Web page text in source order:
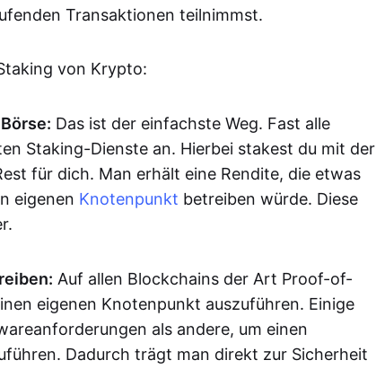
Transaktionen teilnimmst.
von Krypto:
Das ist der einfachste Weg. Fast alle
Staking-Dienste an. Hierbei stakest du mit der
für dich. Man erhält eine Rendite, die etwas
eigenen Knotenpunkt betreiben würde. Diese
Auf allen Blockchains der Art Proof-of-
eigenen Knotenpunkt auszuführen. Einige
als andere, um einen
Dadurch trägt man direkt zur Sicherheit